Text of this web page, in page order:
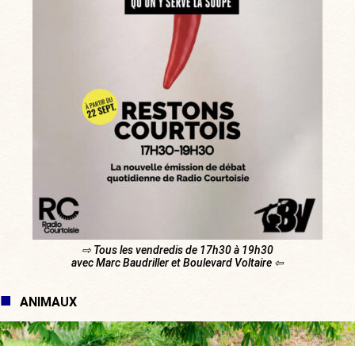
⇨ Tous les vendredis de 17h30 à 19h30
avec Marc Baudriller et Boulevard Voltaire ⇦
ANIMAUX